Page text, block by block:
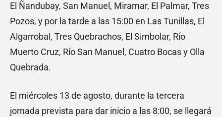
El Ñandubay, San Manuel, Miramar, El Palmar, Tres
Pozos, y por la tarde a las 15:00 en Las Tunillas, El
Algarrobal, Tres Quebrachos, El Simbolar, Río
Muerto Cruz, Río San Manuel, Cuatro Bocas y Olla
Quebrada.
El miércoles 13 de agosto, durante la tercera
jornada prevista para dar inicio a las 8:00, se llegará